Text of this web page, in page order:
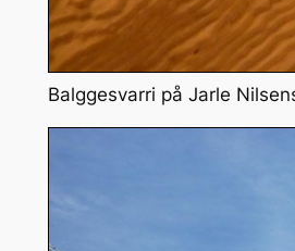
Balggesvarri på Jarle